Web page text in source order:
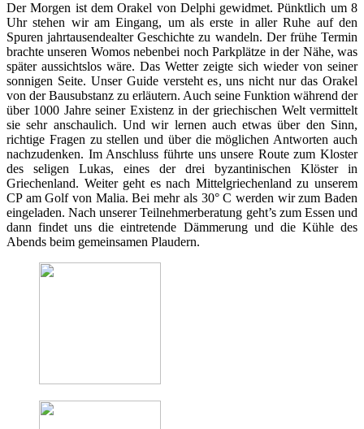
Der Morgen ist dem Orakel von Delphi gewidmet. Pünktlich um 8
Uhr stehen wir am Eingang, um als erste in aller Ruhe auf den
Spuren jahrtausendealter Geschichte zu wandeln. Der frühe Termin
brachte unseren Womos nebenbei noch Parkplätze in der Nähe, was
später aussichtslos wäre. Das Wetter zeigte sich wieder von seiner
sonnigen Seite. Unser Guide versteht es, uns nicht nur das Orakel
von der Bausubstanz zu erläutern. Auch seine Funktion während der
über 1000 Jahre seiner Existenz in der griechischen Welt vermittelt
sie sehr anschaulich. Und wir lernen auch etwas über den Sinn,
richtige Fragen zu stellen und über die möglichen Antworten auch
nachzudenken. Im Anschluss führte uns unsere Route zum Kloster
des seligen Lukas, eines der drei byzantinischen Klöster in
Griechenland. Weiter geht es nach Mittelgriechenland zu unserem
CP am Golf von Malia. Bei mehr als 30° C werden wir zum Baden
eingeladen. Nach unserer Teilnehmerberatung geht’s zum Essen und
dann findet uns die eintretende Dämmerung und die Kühle des
Abends beim gemeinsamen Plaudern.